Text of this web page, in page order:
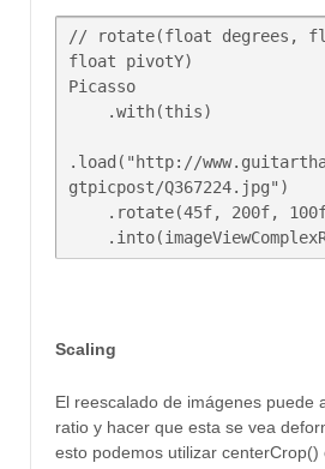
// rotate(float degrees,
float pivotY)
Picasso
.load("http://
gtpicpost/Q367224.jpg")
Scaling
El reescalado de imágenes puede
ratio y hacer que esta se vea
esto podemos utilizar centerCrop()